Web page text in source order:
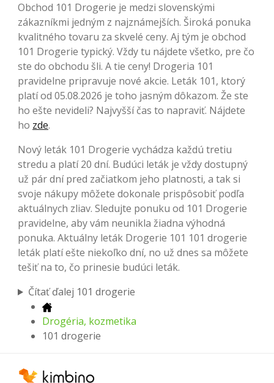
Obchod 101 Drogerie je medzi slovenskými
zákazníkmi jedným z najznámejších. Široká ponuka
kvalitného tovaru za skvelé ceny. Aj tým je obchod
101 Drogerie typický. Vždy tu nájdete všetko, pre čo
ste do obchodu šli. A tie ceny! Drogeria 101
pravidelne pripravuje nové akcie. Leták 101, ktorý
platí od 05.08.2026 je toho jasným dôkazom. Že ste
ho ešte nevideli? Najvyšší čas to napraviť. Nájdete
ho zde.
Nový leták 101 Drogerie vychádza každú tretiu
stredu a platí 20 dní. Budúci leták je vždy dostupný
už pár dní pred začiatkom jeho platnosti, a tak si
svoje nákupy môžete dokonale prispôsobiť podľa
aktuálnych zliav. Sledujte ponuku od 101 Drogerie
pravidelne, aby vám neunikla žiadna výhodná
ponuka. Aktuálny leták Drogerie 101 101 drogerie
leták platí ešte niekoľko dní, no už dnes sa môžete
tešiť na to, čo prinesie budúci leták.
Čítať ďalej 101 drogerie
Drogéria, kozmetika
101 drogerie